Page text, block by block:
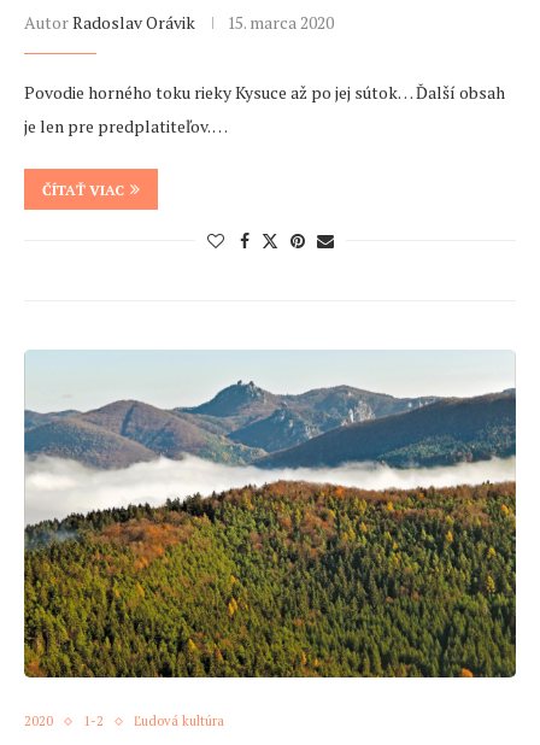
AutorRadoslav Orávik 15. marca 2020
Povodie horného toku rieky Kysuce až po jej sútok… Ďalší obsah
je len pre predplatiteľov. …
ČÍTAŤ VIAC
2020 1-2 Ľudová kultúra